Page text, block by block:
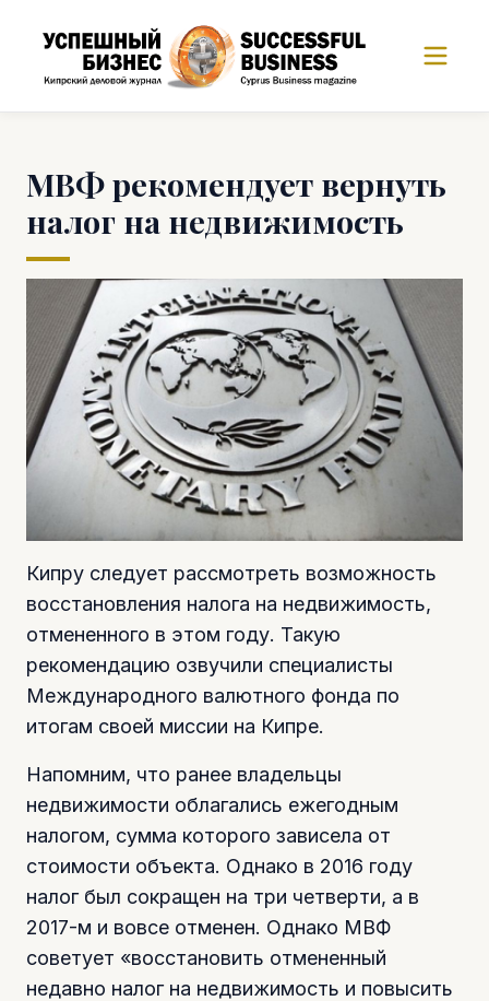
МВФ рекомендует вернуть
налог на недвижимость
Кипру следует рассмотреть возможность
восстановления налога на недвижимость,
отмененного в этом году. Такую
рекомендацию озвучили специалисты
Международного валютного фонда по
итогам своей миссии на Кипре.
Напомним, что ранее владельцы
недвижимости облагались ежегодным
налогом, сумма которого зависела от
стоимости объекта. Однако в 2016 году
налог был сокращен на три четверти, а в
2017-м и вовсе отменен. Однако МВФ
советует «восстановить отмененный
недавно налог на недвижимость и повысить